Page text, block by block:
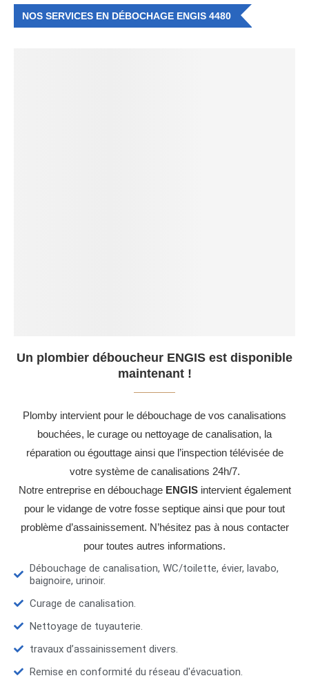
NOS SERVICES EN DÉBOCHAGE ENGIS 4480
Un plombier déboucheur ENGIS est disponible
maintenant !
Plomby intervient pour le débouchage de vos canalisations
bouchées, le curage ou nettoyage de canalisation, la
réparation ou égouttage ainsi que l’inspection télévisée de
votre système de canalisations 24h/7.
Notre entreprise en débouchage ENGISintervient également
pour le vidange de votre fosse septique ainsi que pour tout
problème d’assainissement. N’hésitez pas à nous contacter
pour toutes autres informations.
Débouchage de canalisation, WC/toilette, évier, lavabo,
baignoire, urinoir.
Curage de canalisation.
Nettoyage de tuyauterie.
travaux d’assainissement divers.
Remise en conformité du réseau d'évacuation.